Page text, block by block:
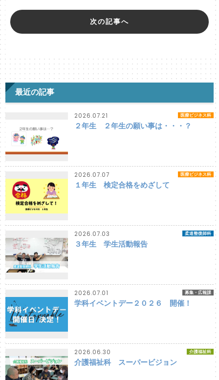
次の記事へ
最近の記事
2026.07.21 医療ビジネス科
２年生 ２年生の願い事は・・・？
2026.07.07 医療ビジネス科
１年生 検定合格をめざして
2026.07.03 柔道整復師科
３年生 学生活動報告
2026.07.01 募集・広報課
学科イベントデー２０２６ 開催！
2026.06.30 介護福祉科
介護福祉科 スーパービジョン